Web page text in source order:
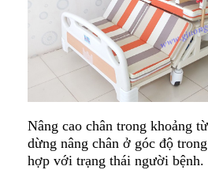
Nâng cao chân trong khoảng
dừng nâng chân ở góc độ
hợp với trạng thái người bệnh.